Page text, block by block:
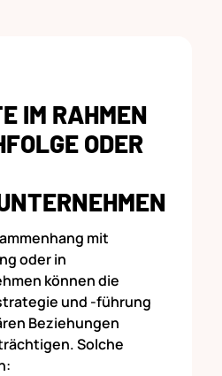
IM RAHMEN
ODER
mit
oder in
können die
und -führung
Beziehungen
Solche